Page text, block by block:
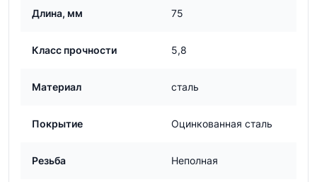
Длина, мм 75
Класс прочности 5,8
Материал сталь
Покрытие Оцинкованная сталь
Резьба Неполная